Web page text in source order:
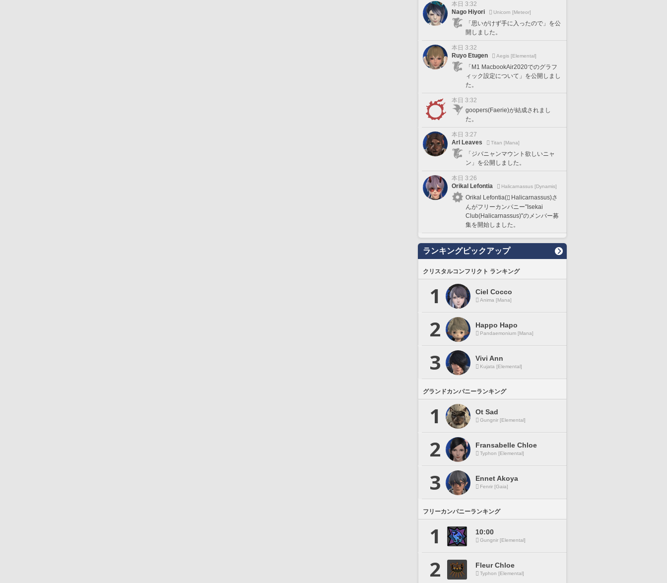
本日 3:32
Nago Hiyori
Unicorn [Meteor]
「思いがけず手に入ったので」を公
開しました。
本日 3:32
Ruyo Etugen
Aegis [Elemental]
「M1 MacbookAir2020でのグラフ
ィック設定について」を公開しまし
た。
本日 3:32
goopers(Faerie)が結成されまし
た。
本日 3:27
Arl Leaves
Titan [Mana]
「ジバニャンマウント欲しいニャ
ン」を公開しました。
本日 3:26
Orikal Lefontia
Halicarnassus [Dynamis]
Orikal Lefontia(
Halicarnassus)さ
んがフリーカンパニー"Isekai
Club(Halicarnassus)"のメンバー募
集を開始しました。
ランキングピックアップ
クリスタルコンフリクト ランキング
1 Ciel Cocco
Anima [Mana]
2 Happo Hapo
Pandaemonium [Mana]
3 Vivi Ann
Kujata [Elemental]
グランドカンパニーランキング
1 Ot Sad
Gungnir [Elemental]
2 Fransabelle Chloe
Typhon [Elemental]
3 Ennet Akoya
Fenrir [Gaia]
フリーカンパニーランキング
1 10:00
Gungnir [Elemental]
2 Fleur Chloe
Typhon [Elemental]